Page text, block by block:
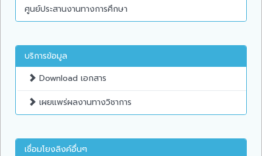
ศูนย์ประสานงานทางการศึกษา
บริการข้อมูล
Download เอกสาร
เผยแพร่ผลงานทางวิชาการ
เชื่อมโยงลิงค์อื่นๆ